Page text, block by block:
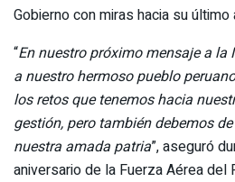
Gobierno con miras hacia su
“En nuestro próximo mensaje a la
a nuestro hermoso pueblo
los retos que tenemos hacia
gestión, pero también debemos
nuestra amada patria”, aseguró
aniversario de la Fuerza Aérea del